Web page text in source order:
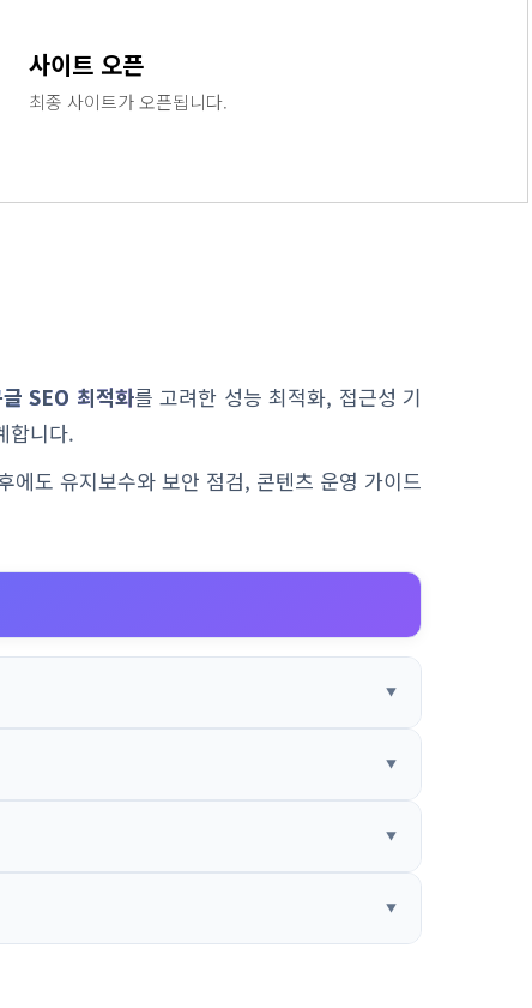
사이트 오픈
최종 사이트가 오픈됩니다.
SEO 최적화를 고려한 성능 최적화, 접근성 기
합니다.
도 유지보수와 보안 점검, 콘텐츠 운영 가이드